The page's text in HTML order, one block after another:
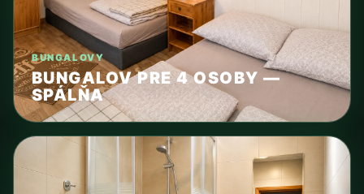
BUNGALOVY
BUNGALOV PRE 4 OSOBY —
SPÁLŇA